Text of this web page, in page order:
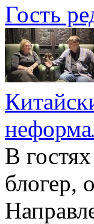
Гость
В
блогер,